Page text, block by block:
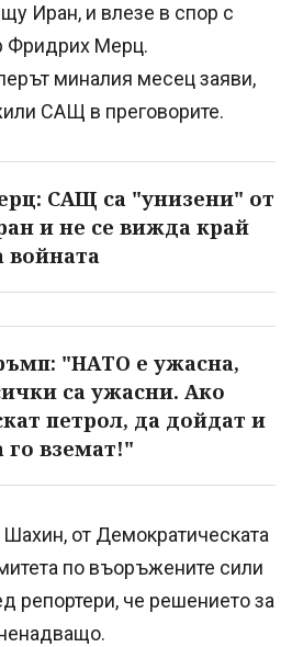
Иран, и влезе в спор с
Фридрих Мерц.
миналия месец заяви,
САЩ в преговорите.
САЩ са "унизени" от
и не се вижда край
войната
"НАТО е ужасна,
са ужасни. Ако
петрол, да дойдат и
го вземат!"
от Демократическата
по въоръжените сили
репортери, че решението за